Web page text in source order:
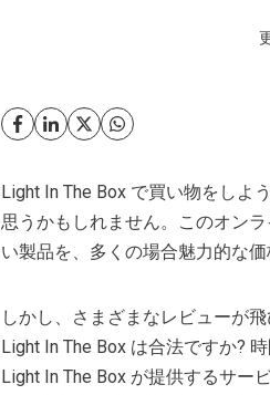
Light In The Box で買い物をしよ
思うかもしれません。このオン
い製品を、多くの場合魅力的な
しかし、さまざまなレビューが
Light In The Box は合法ですか?
Light In The Box が提供するサー